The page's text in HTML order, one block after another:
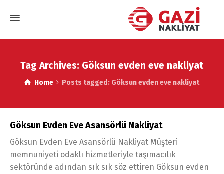
Tag Archives: Göksun evden eve nakliyat
Home Posts tagged: Göksun evden eve nakliyat
Göksun Evden Eve Asansörlü Nakliyat
Göksun Evden Eve Asansörlü Nakliyat Müşteri
memnuniyeti odaklı hizmetleriyle taşımacılık
sektöründe adından sık sık söz ettiren Göksun evden